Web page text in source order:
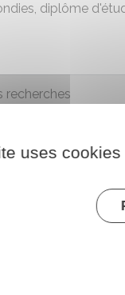
diplôme
recherches
que vous êtes
sans
uses